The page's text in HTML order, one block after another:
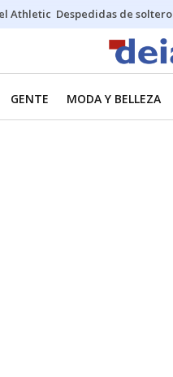
Athletic Despedidas de soltero
GENTE MODA Y BELLEZA